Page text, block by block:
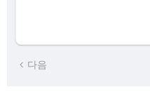
다음